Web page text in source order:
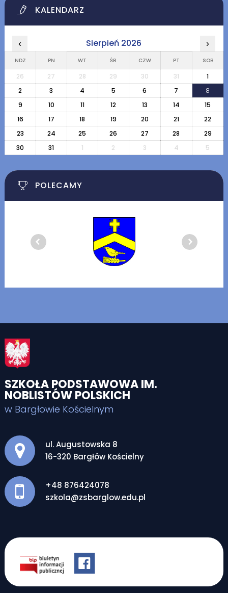
KALENDARZ
‹ Sierpień 2026 ›
NDZ PN WT ŚR CZW PT SOB
26 27 28 29 30 31
1
2
3 4 5 6 7
8
9
10 11 12 13 14
15
16
17 18 19 20 21
22
23
24 25 26 27 28
29
30
31 1 2 3 4 5
POLECAMY
SZKOŁA PODSTAWOWA IM.
NOBLISTÓW POLSKICH
w Bargłowie Kościelnym
Adres pocztowy:
ul. Augustowska 8
16-320 Bargłów Kościelny
+48 876424078
szkola@zsbarglow.edu.pl